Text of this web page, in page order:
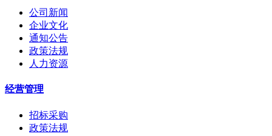
公司新闻
企业文化
通知公告
政策法规
人力资源
经营管理
招标采购
政策法规